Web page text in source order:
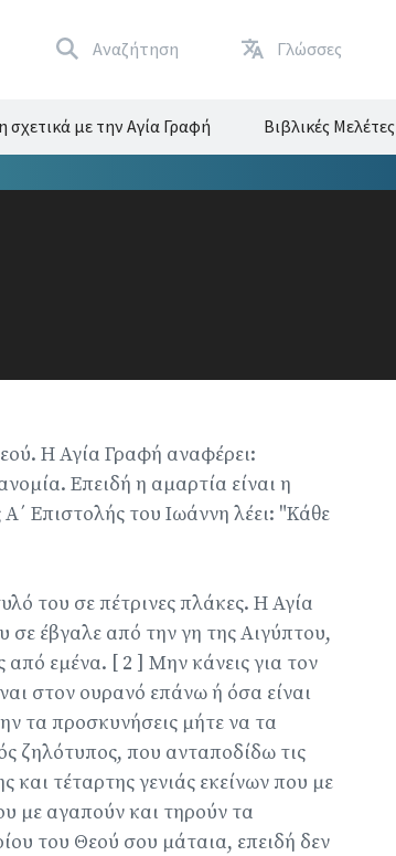
Αναζήτηση Γλώσσες
σχετικά με την Αγία Γραφή Βιβλικές Μελέτες
Η Αγία Γραφή αναφέρει:
Επειδή η αμαρτία είναι η
Επιστολής του Ιωάννη λέει: "Κάθε
του σε πέτρινες πλάκες. Η Αγία
σε έβγαλε από την γη της Αιγύπτου,
από εμένα. [ 2 ] Μην κάνεις για τον
στον ουρανό επάνω ή όσα είναι
τα προσκυνήσεις μήτε να τα
ζηλότυπος, που ανταποδίδω τις
τέταρτης γενιάς εκείνων που με
με αγαπούν και τηρούν τα
του Θεού σου μάταια, επειδή δεν